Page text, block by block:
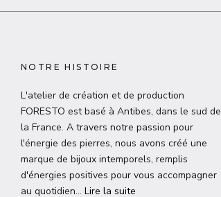
NOTRE HISTOIRE
L'atelier de création et de production
FORESTO est basé à Antibes, dans le sud de
la France. A travers notre passion pour
l'énergie des pierres, nous avons créé une
marque de bijoux intemporels, remplis
d'énergies positives pour vous accompagner
au quotidien… Lire la suite